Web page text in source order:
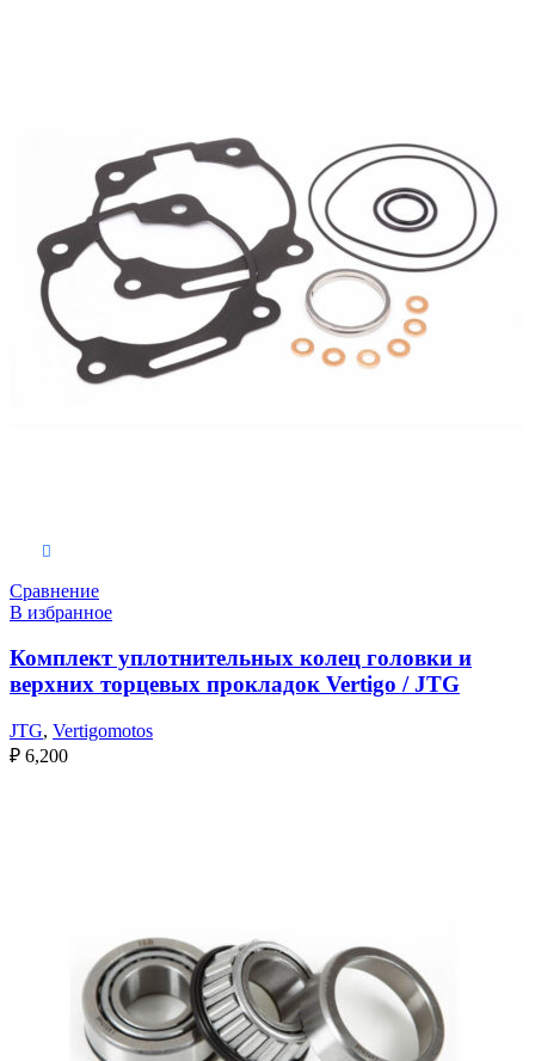
Сравнение
В избранное
Комплект уплотнительных колец головки и
верхних торцевых прокладок Vertigo / JTG
JTG, Vertigomotos
₽ 6,200